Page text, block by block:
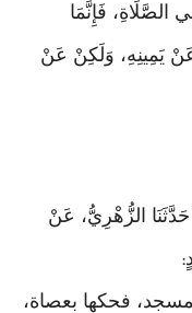
فَإِنَّمَا
عَنْ يَمِينِهِ، وَلَكِنْ عَنْ
الزُّهْرِيُّ، عَنْ
:
فحكها بعصاة،